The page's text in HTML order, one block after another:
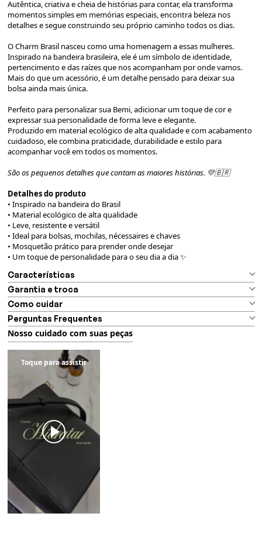
Autêntica, criativa e cheia de histórias para contar, ela transforma
momentos simples em memórias especiais, encontra beleza nos
detalhes e segue construindo seu próprio caminho todos os dias.
O Charm Brasil nasceu como uma homenagem a essas mulheres.
Inspirado na bandeira brasileira, ele é um símbolo de identidade,
pertencimento e das raízes que nos acompanham por onde vamos.
Mais do que um acessório, é um detalhe pensado para deixar sua
bolsa ainda mais única.
Perfeito para personalizar sua Bemi, adicionar um toque de cor e
expressar sua personalidade de forma leve e elegante.
Produzido em material ecológico de alta qualidade e com acabamento
cuidadoso, ele combina praticidade, durabilidade e estilo para
acompanhar você em todos os momentos.
São os pequenos detalhes que contam as maiores histórias. 💛🇧🇷
Detalhes do produto
• Inspirado na bandeira do Brasil
• Material ecológico de alta qualidade
• Leve, resistente e versátil
• Ideal para bolsas, mochilas, nécessaires e chaves
• Mosquetão prático para prender onde desejar
• Um toque de personalidade para o seu dia a dia ✨
Características
Como cuidar
Garantia e troca
Perguntas Frequentes
Nosso cuidado com suas peças